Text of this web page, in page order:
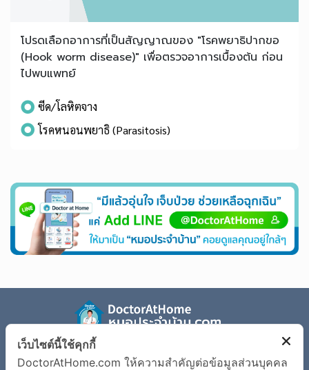
โปรดเลือกอาการที่เป็นสัญญาณของ "โรคพยาธิปากขอ
(Hook worm disease)" เพื่อตรวจอาการเบื้องต้น ก่อน
ไปพบแพทย์
ซีด/โลหิตจาง
โรคหนอนพยาธิ (Parasitosis)
รู้จัก Doctor at Home
ตรวจอาการเจ็บป่วย
เว็บไซต์นี้ใช้คุกกี้
DoctorAtHome.com ให้ความสำคัญต่อข้อมูลส่วนบุคคล